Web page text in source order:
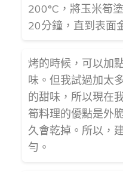
200°C，將玉米筍
20分鐘，直到表面
烤的時候，可以加
味。但我試過加太
的甜味，所以現在
筍料理的優點是外
久會乾掉。所以，
勻。